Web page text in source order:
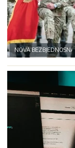
NOVA BEZBJEDNOSNA